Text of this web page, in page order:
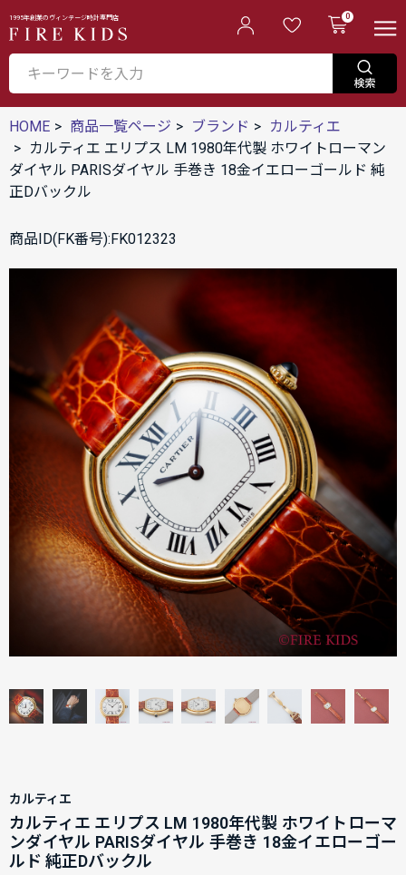
1995年創業のヴィンテージ時計専門店 0
HOME 商品一覧ページ ブランド
カルティエ
カルティエ エリプス LM 1980年代製 ホワイトローマン
ダイヤル PARISダイヤル 手巻き 18金イエローゴールド 純
正Dバックル
商品ID(FK番号):FK012323
カルティエ
カルティエ エリプス LM 1980年代製 ホワイトローマ
ンダイヤル PARISダイヤル 手巻き 18金イエローゴー
ルド 純正Dバックル